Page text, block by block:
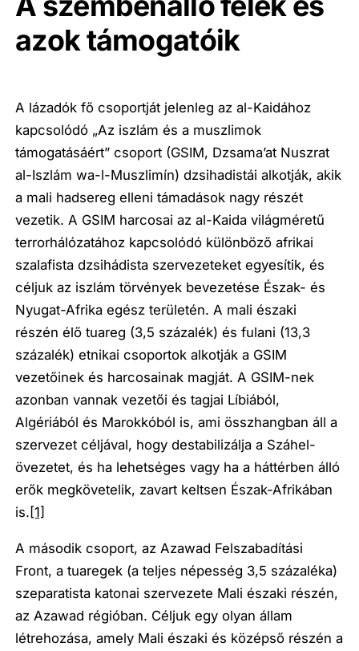
azok támogatóik
A lázadók fő csoportját jelenleg az al-Kaidához
kapcsolódó „Az iszlám és a muszlimok
támogatásáért” csoport (GSIM, Dzsama’at Nuszrat
al-Iszlám wa-l-Muszlimín) dzsihadistái alkotják, akik
a mali hadsereg elleni támadások nagy részét
vezetik. A GSIM harcosai az al-Kaida világméretű
terrorhálózatához kapcsolódó különböző afrikai
szalafista dzsihádista szervezeteket egyesítik, és
céljuk az iszlám törvények bevezetése Észak- és
Nyugat-Afrika egész területén. A mali északi
részén élő tuareg (3,5 százalék) és fulani (13,3
százalék) etnikai csoportok alkotják a GSIM
vezetőinek és harcosainak magját. A GSIM-nek
azonban vannak vezetői és tagjai Líbiából,
Algériából és Marokkóból is, ami összhangban áll a
szervezet céljával, hogy destabilizálja a Száhel-
övezetet, és ha lehetséges vagy ha a háttérben álló
erők megkövetelik, zavart keltsen Észak-Afrikában
is. [1]
A második csoport, az Azawad Felszabadítási
Front, a tuaregek (a teljes népesség 3,5 százaléka)
szeparatista katonai szervezete Mali északi részén,
az Azawad régióban. Céljuk egy olyan állam
létrehozása, amely Mali északi és középső részén a